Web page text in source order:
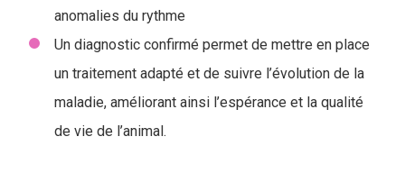
anomalies du rythme
Un diagnostic confirmé permet de mettre en place
un traitement adapté et de suivre l’évolution de la
maladie, améliorant ainsi l’espérance et la qualité
de vie de l’animal.